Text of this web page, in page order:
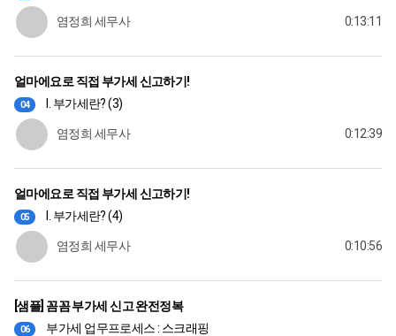
염정희 세무사 0:13:11
얼마에요로 직접 부가세 신고하기!
04 I. 부가세란? (3)
염정희 세무사 0:12:39
얼마에요로 직접 부가세 신고하기!
05 I. 부가세란? (4)
염정희 세무사 0:10:56
[샘플] 꼼꼼 부가세 신고 완전정복
06 부가세 업무프로세스 : 스크래핑